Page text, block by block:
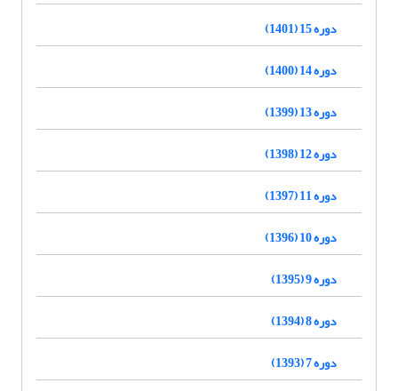
دوره 15 (1401)
دوره 14 (1400)
دوره 13 (1399)
دوره 12 (1398)
دوره 11 (1397)
دوره 10 (1396)
دوره 9 (1395)
دوره 8 (1394)
دوره 7 (1393)